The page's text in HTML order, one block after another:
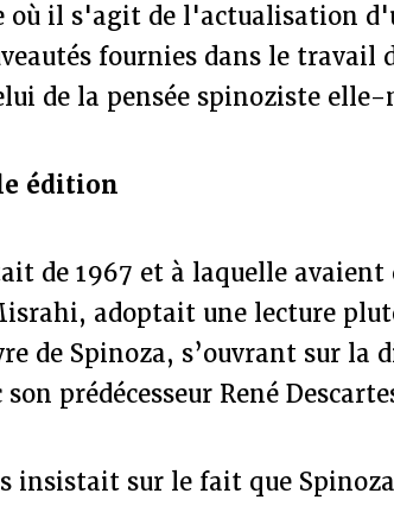
où il s'agit de l'actualisation
fournies dans le travail
de la pensée spinoziste elle-
édition
de 1967 et à laquelle avaient
adoptait une lecture
de Spinoza, s’ouvrant sur la
prédécesseur René
insistait sur le fait que